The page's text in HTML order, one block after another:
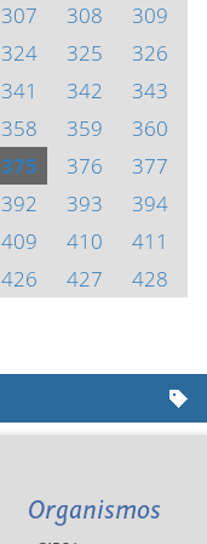
307 308
309
324 325
326
341 342
343
358 359
360
375 376
377
392 393
394
409 410
411
426 427
428
Organismos